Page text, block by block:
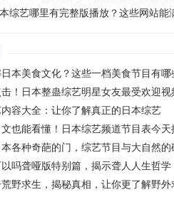
综艺哪里有完整版播放？这些网站能
本美食文化？这些一档美食节目有
击！日本整蛊综艺明星女友最受欢迎视
容大全：让你了解真正的日本综艺
也能看懂！日本综艺频道节目表今天
各种奇葩的门，综艺节目与大自然的
吗聋哑版特别篇，揭示聋人人生哲学
野求生，揭秘真相，让你更了解野外